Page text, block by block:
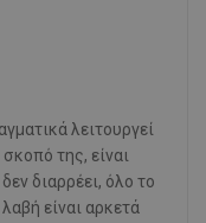
λειτουργεί
της, είναι
διαρρέει, όλο το
είναι αρκετά